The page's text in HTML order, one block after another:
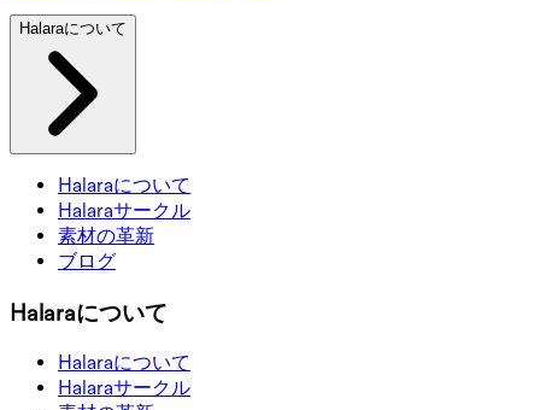
Halaraについて
Halaraについて
Halaraサークル
素材の革新
ブログ
Halaraについて
Halaraについて
Halaraサークル